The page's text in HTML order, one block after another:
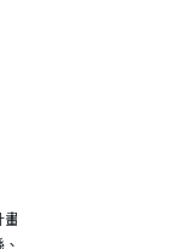
審查委員及顧問